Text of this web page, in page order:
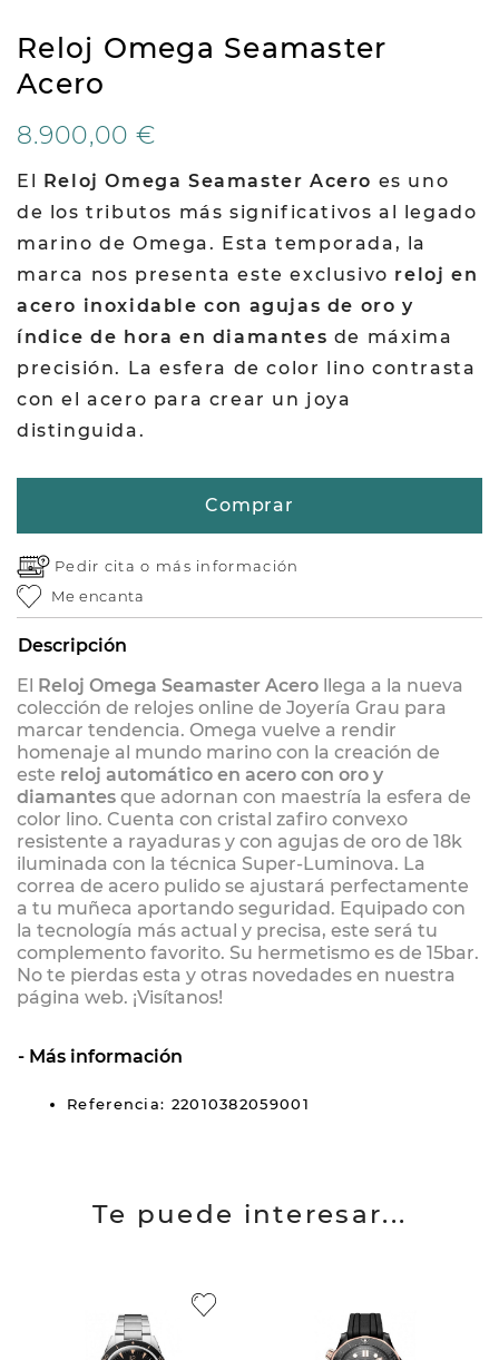
Reloj Omega Seamaster
Acero
8.900,00 €
El Reloj Omega Seamaster Acero es uno
de los tributos más significativos al legado
marino de Omega. Esta temporada, la
marca nos presenta este exclusivo reloj en
acero inoxidable con agujas de oro y
índice de hora en diamantes de máxima
precisión. La esfera de color lino contrasta
con el acero para crear un joya
distinguida.
Comprar
Pedir cita o más información
Me encanta
Descripción
El Reloj Omega Seamaster Acero llega a la nueva
colección de relojes online de Joyería Grau para
marcar tendencia. Omega vuelve a rendir
homenaje al mundo marino con la creación de
este reloj automático en acero con oro y
diamantes que adornan con maestría la esfera de
color lino. Cuenta con cristal zafiro convexo
resistente a rayaduras y con agujas de oro de 18k
iluminada con la técnica Super-Luminova. La
correa de acero pulido se ajustará perfectamente
a tu muñeca aportando seguridad. Equipado con
la tecnología más actual y precisa, este será tu
complemento favorito. Su hermetismo es de 15bar.
No te pierdas esta y otras novedades en nuestra
página web. ¡Visítanos!
Más información
Referencia: 22010382059001
Te puede interesar...